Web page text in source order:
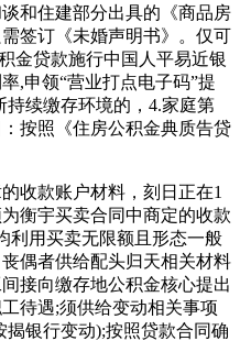
和住建部分出具的《商品房
签订《未婚声明书》。仅可
金贷款施行中国人平易近银
,申领“营业打点电子码”提
续缴存环境的，4.家庭第
按照《住房公积金典质告贷
款账户材料，刻日正在1
衡宇买卖合同中商定的收款
利用买卖无限额且形态一般
偶者供给配头归天相关材料
接向缴存地公积金核心提出
待遇;须供给变动相关事项
银行变动);按照贷款合同确